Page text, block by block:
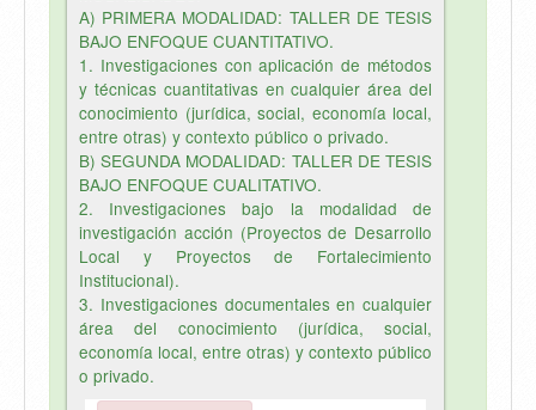
A) PRIMERA MODALIDAD: TALLER DE TESIS
BAJO ENFOQUE CUANTITATIVO.
1. Investigaciones con aplicación de métodos
y técnicas cuantitativas en cualquier área del
conocimiento (jurídica, social, economía local,
entre otras) y contexto público o privado.
B) SEGUNDA MODALIDAD: TALLER DE TESIS
BAJO ENFOQUE CUALITATIVO.
2. Investigaciones bajo la modalidad de
investigación acción (Proyectos de Desarrollo
Local y Proyectos de Fortalecimiento
Institucional).
3. Investigaciones documentales en cualquier
área del conocimiento (jurídica, social,
economía local, entre otras) y contexto público
o privado.